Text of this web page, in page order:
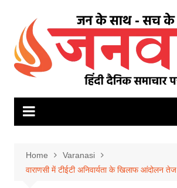
content
Home
Varanasi
वाराणसी में टीईटी अनिवार्यता के खिलाफ आंदोलन तेज